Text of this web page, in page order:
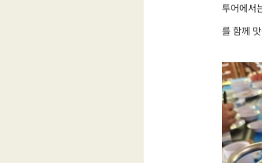
투어에서
를 함께